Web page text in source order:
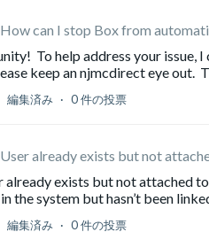
How can I stop Box from
To help address your issue,
keep an njmcdirect eye out.
編集済み 0 件の投票
User already exists but not
already exists but not attached
the system but hasn’t been
編集済み 0 件の投票